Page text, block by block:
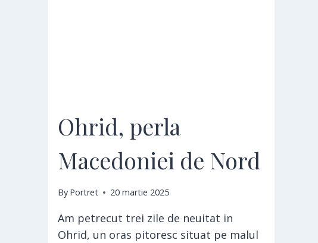
Ohrid, perla
Macedoniei de Nord
By Portret 20 martie 2025
Am petrecut trei zile de neuitat in
Ohrid, un oras pitoresc situat pe malul